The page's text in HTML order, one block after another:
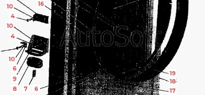
19
18
17
16
10
10
10
9
8 7 6
6
4
4